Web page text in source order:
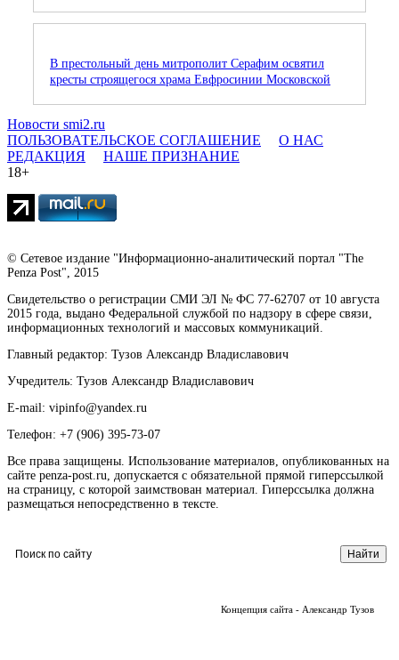
В престольный день митрополит Серафим освятил
кресты строящегося храма Евфросинии Московской
Новости smi2.ru
ПОЛЬЗОВАТЕЛЬСКОЕ СОГЛАШЕНИЕ
О НАС
РЕДАКЦИЯ
НАШЕ ПРИЗНАНИЕ
18+
© Сетевое издание "Информационно-аналитический портал "The
Penza Post", 2015
Свидетельство о регистрации СМИ ЭЛ № ФС 77-62707 от 10 августа
2015 года, выдано Федеральной службой по надзору в сфере связи,
информационных технологий и массовых коммуникаций.
Главный редактор: Тузов Александр Владиславович
Учредитель: Тузов Александр Владиславович
E-mail: vipinfo@yandex.ru
Телефон: +7 (906) 395-73-07
Все права защищены. Использование материалов, опубликованных на
сайте penza-post.ru, допускается с обязательной прямой гиперссылкой
на страницу, с которой заимствован материал. Гиперссылка должна
размещаться непосредственно в тексте.
Концепция сайта - Александр Тузов